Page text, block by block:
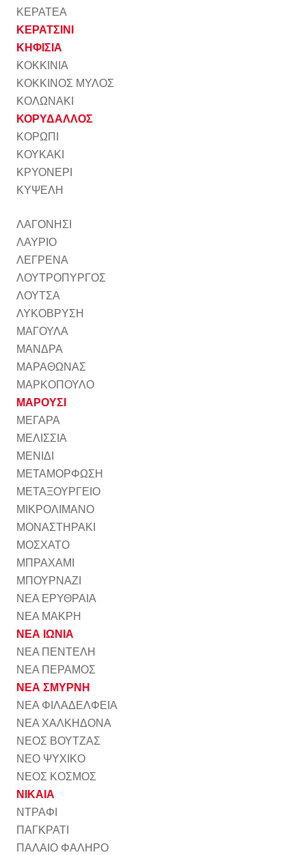
ΚΕΡΑΤΕΑ
ΚΕΡΑΤΣΙΝΙ
ΚΗΦΙΣΙΑ
ΚΟΚΚΙΝΙΑ
ΚΟΚΚΙΝΟΣ ΜΥΛΟΣ
ΚΟΛΩΝΑΚΙ
ΚΟΡΥΔΑΛΛΟΣ
ΚΟΡΩΠΙ
ΚΟΥΚΑΚΙ
ΚΡΥΟΝΕΡΙ
ΚΥΨΕΛΗ
ΛΑΓΟΝΗΣΙ
ΛΑΥΡΙΟ
ΛΕΓΡΕΝΑ
ΛΟΥΤΡΟΠΥΡΓΟΣ
ΛΟΥΤΣΑ
ΛΥΚΟΒΡΥΣΗ
ΜΑΓΟΥΛΑ
ΜΑΝΔΡΑ
ΜΑΡΑΘΩΝΑΣ
ΜΑΡΚΟΠΟΥΛΟ
ΜΑΡΟΥΣΙ
ΜΕΓΑΡΑ
ΜΕΛΙΣΣΙΑ
ΜΕΝΙΔΙ
ΜΕΤΑΜΟΡΦΩΣΗ
ΜΕΤΑΞΟΥΡΓΕΙΟ
ΜΙΚΡΟΛΙΜΑΝΟ
ΜΟΝΑΣΤΗΡΑΚΙ
ΜΟΣΧΑΤΟ
ΜΠΡΑΧΑΜΙ
ΜΠΟΥΡΝΑΖΙ
ΝΕΑ ΕΡΥΘΡΑΙΑ
ΝΕΑ ΜΑΚΡΗ
ΝΕΑ ΙΩΝΙΑ
ΝΕΑ ΠΕΝΤΕΛΗ
ΝΕΑ ΠΕΡΑΜΟΣ
ΝΕΑ ΣΜΥΡΝΗ
ΝΕΑ ΦΙΛΑΔΕΛΦΕΙΑ
ΝΕΑ ΧΑΛΚΗΔΟΝΑ
ΝΕΟΣ ΒΟΥΤΖΑΣ
ΝΕΟ ΨΥΧΙΚΟ
ΝΕΟΣ ΚΟΣΜΟΣ
ΝΙΚΑΙΑ
ΝΤΡΑΦΙ
ΠΑΓΚΡΑΤΙ
ΠΑΛΑΙΟ ΦΑΛΗΡΟ